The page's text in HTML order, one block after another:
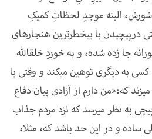
البته موجدِ لحظاتِ کمیکِ
درپیچیدن با بی­خطرترین هنجارهای
جا زده شده، و به خوردِ خلق­الله
به دیگری توهین می­کند و وقتی با
که:«من دارم از آزادی بیان دفاع
به نظر می­رسد که نزد مردم جذاب
ساده و در این حد باشد که، مثلا،